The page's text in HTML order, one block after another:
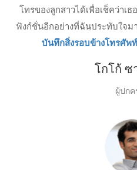
โทรของลูกสาวได้เพื่อเช็คว่าเ
ฟังก์ชั่นอีกอย่างที่ฉันประทับใจม
บันทึกสิ่งรอบข้างโทรศัพท์
โกโก้ ซ
ผู้ปกค